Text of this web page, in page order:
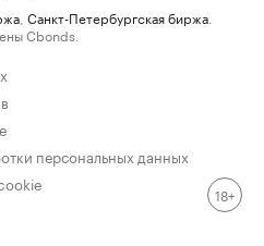
Санкт-Петербургская биржа
Cbonds.
персональных данных
18+